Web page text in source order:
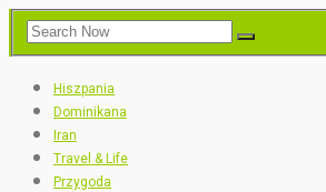
Hiszpania
Dominikana
Iran
Travel & Life
Przygoda